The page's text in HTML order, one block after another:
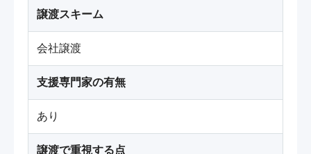
譲渡スキーム
会社譲渡
支援専門家の有無
あり
譲渡で重視する点